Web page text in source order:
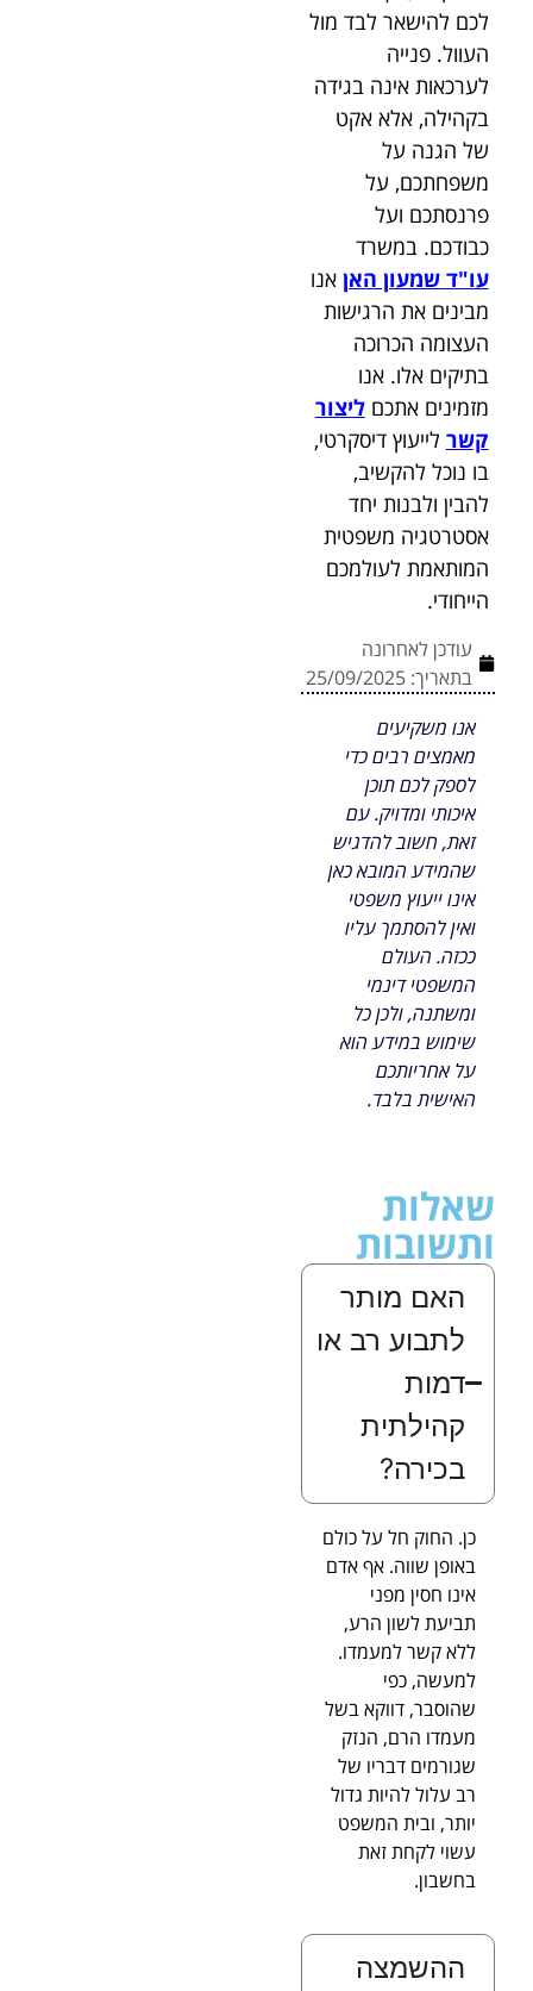
לכם להישאר לבד מול
העוול. פנייה
לערכאות אינה בגידה
בקהילה, אלא אקט
של הגנה על
משפחתכם, על
פרנסתכם ועל
כבודכם. במשרד
עו"ד שמעון האן אנו
מבינים את הרגישות
העצומה הכרוכה
בתיקים אלו. אנו
מזמינים אתכםליצור
קשר לייעוץ דיסקרטי,
בו נוכל להקשיב,
להבין ולבנות יחד
אסטרטגיה משפטית
המותאמת לעולמכם
הייחודי.
עודכן לאחרונה
בתאריך: 25/09/2025
אנו משקיעים
מאמצים רבים כדי
לספק לכם תוכן
איכותי ומדויק. עם
זאת, חשוב להדגיש
שהמידע המובא כאן
אינו ייעוץ משפטי
ואין להסתמך עליו
ככזה. העולם
המשפטי דינמי
ומשתנה, ולכן כל
שימוש במידע הוא
על אחריותכם
האישית בלבד.
שאלות
ותשובות
האם מותר
לתבוע רב או
דמות
קהילתית
בכירה?
כן. החוק חל על כולם
באופן שווה. אף אדם
אינו חסין מפני
תביעת לשון הרע,
ללא קשר למעמדו.
למעשה, כפי
שהוסבר, דווקא בשל
מעמדו הרם, הנזק
שגורמים דבריו של
רב עלול להיות גדול
יותר, ובית המשפט
עשוי לקחת זאת
בחשבון.
ההשמצה